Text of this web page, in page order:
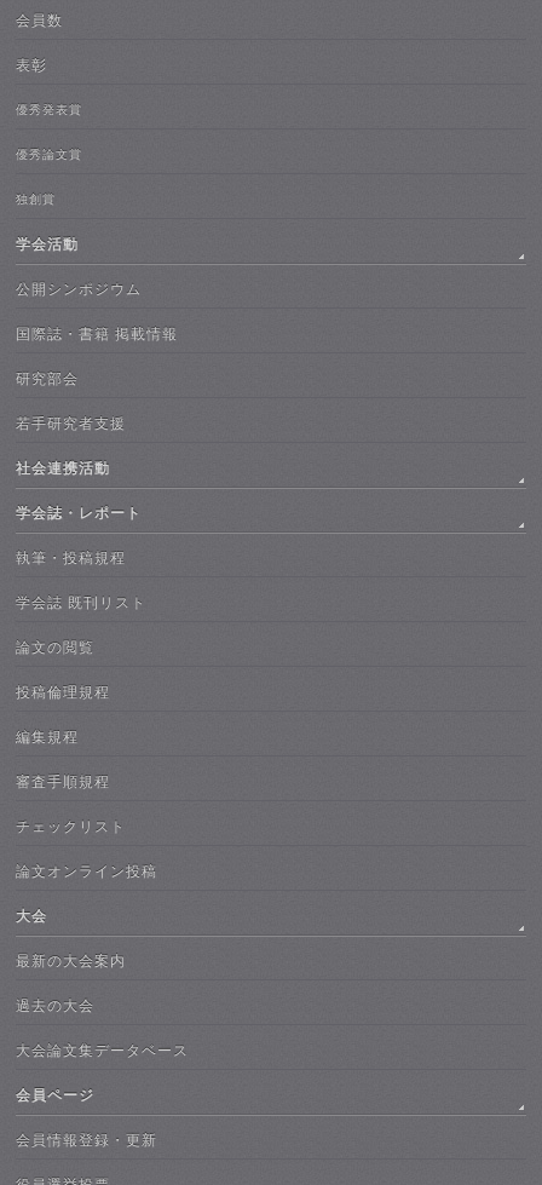
会員数
表彰
優秀発表賞
優秀論文賞
独創賞
学会活動
公開シンポジウム
国際誌・書籍 掲載情報
研究部会
若手研究者支援
社会連携活動
学会誌・レポート
執筆・投稿規程
学会誌 既刊リスト
論文の閲覧
投稿倫理規程
編集規程
審査手順規程
チェックリスト
論文オンライン投稿
大会
最新の大会案内
過去の大会
大会論文集データベース
会員ページ
会員情報登録・更新